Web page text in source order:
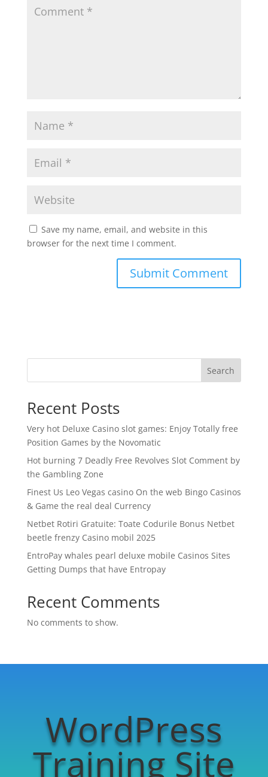
Save my name, email, and website in this
browser for the next time I comment.
Search
Recent Posts
Very hot Deluxe Casino slot games: Enjoy Totally free
Position Games by the Novomatic
Hot burning 7 Deadly Free Revolves Slot Comment by
the Gambling Zone
Finest Us Leo Vegas casino On the web Bingo Casinos
& Game the real deal Currency
Netbet Rotiri Gratuite: Toate Codurile Bonus Netbet
beetle frenzy Casino mobil 2025
EntroPay whales pearl deluxe mobile Casinos Sites
Getting Dumps that have Entropay
Recent Comments
No comments to show.
WordPress
Training Site